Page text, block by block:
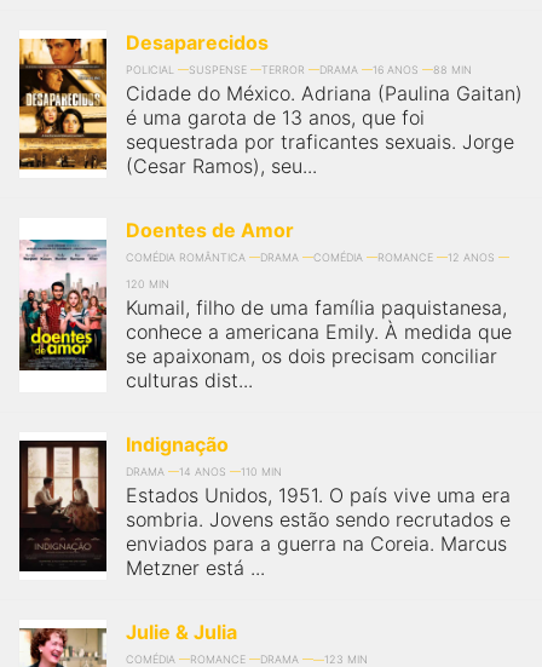
Desaparecidos
POLICIAL SUSPENSE TERROR DRAMA 16 ANOS 88 MIN
Cidade do México. Adriana (Paulina Gaitan)
é uma garota de 13 anos, que foi
sequestrada por traficantes sexuais. Jorge
(Cesar Ramos), seu...
Doentes de Amor
COMÉDIA ROMÂNTICA DRAMA COMÉDIA ROMANCE
12 ANOS
120 MIN
Kumail, filho de uma família paquistanesa,
conhece a americana Emily. À medida que
se apaixonam, os dois precisam conciliar
culturas dist...
Indignação
DRAMA 14 ANOS 110 MIN
Estados Unidos, 1951. O país vive uma era
sombria. Jovens estão sendo recrutados e
enviados para a guerra na Coreia. Marcus
Metzner está ...
Julie & Julia
COMÉDIA ROMANCE DRAMA 123 MIN